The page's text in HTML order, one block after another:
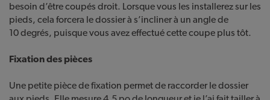
besoin d’être coupés droit. Lorsque vous les installerez sur les
pieds, cela forcera le dossier à s’incliner à un angle de
10 degrés, puisque vous avez effectué cette coupe plus tôt.
Fixation des pièces
Une petite pièce de fixation permet de raccorder le dossier